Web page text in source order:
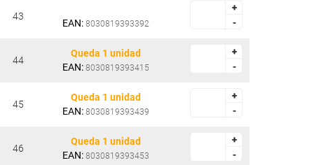
43
EAN: 8030819393392
+
-
+
-
44
Queda 1 unidad
EAN: 8030819393415
+
-
+
-
45
Queda 1 unidad
EAN: 8030819393439
+
-
+
-
46
Queda 1 unidad
EAN: 8030819393453
+
-
+
-